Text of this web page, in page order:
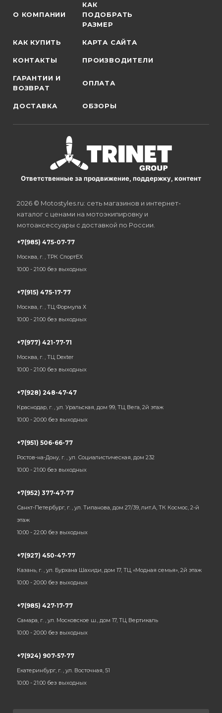
О КОМПАНИИ
КАК
ПОДОБРАТЬ
РАЗМЕР
КАК КУПИТЬ КАРТА САЙТА
КОНТАКТЫ ПРОИЗВОДИТЕЛИ
ГАРАНТИИ И
ВОЗВРАТ
ОПЛАТА
ДОСТАВКА ОБЗОРЫ
Ответственные за продвижение, поддержку, контент
2026 © Motostyles.ru: сеть магазинов и интернет-
каталог с ценами на мотоэкипировку и
мотоаксессуары с доставкой по России.
+7(985) 475-07-77
Москва, г. , ТРК СпортЕХ
10:00 - 21:00 без выходных
+7(915) 475-17-77
Москва, г. , ТЦ Формула Х
10:00 - 21:00 без выходных
+7(977) 421-77-71
Москва, г. , ТЦ Dexter
10:00 - 21:00 без выходных
+7(928) 248-47-47
Краснодар, г. , ул. Уральская, дом 99, ТЦ Вега, 2й этаж
10:00 - 20:00 без выходных
+7(951) 506-66-77
Ростов-на-Дону, г. , ул. Социалистическая, дом 232
10:00 - 21:00 без выходных
+7(952) 377-47-77
Санкт-Петербург, г. , ул. Типанова, дом 27/39, лит.А, ТК Космос, 2-й
этаж
10:00 - 22:00 без выходных
+7(927) 450-47-77
Казань, г. , ул. Бурхана Шахиди, дом 17, ТЦ «Модная семья», 2й этаж
10:00 - 20:00 без выходных
+7(985) 427-17-77
Самара, г. , ул. Московское ш., дом 17, ТЦ Вертикаль
10:00 - 20:00 без выходных
+7(924) 907-57-77
Екатеринбург, г. , ул. Восточная, 51
10:00 - 21:00 без выходных